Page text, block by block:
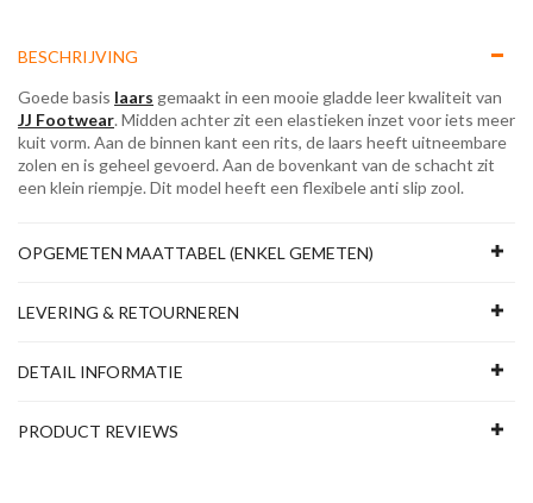
BESCHRIJVING
Goede basis laars gemaakt in een mooie gladde leer kwaliteit van
JJ Footwear. Midden achter zit een elastieken inzet voor iets meer
kuit vorm. Aan de binnen kant een rits, de laars heeft uitneembare
zolen en is geheel gevoerd. Aan de bovenkant van de schacht zit
een klein riempje. Dit model heeft een flexibele anti slip zool.
OPGEMETEN MAATTABEL (ENKEL GEMETEN)
LEVERING & RETOURNEREN
DETAIL INFORMATIE
PRODUCT REVIEWS